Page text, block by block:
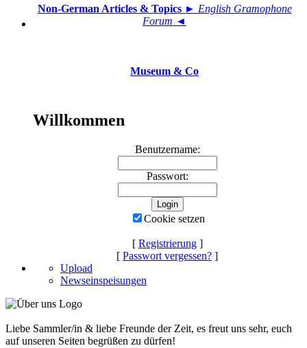
Non-German Articles & Topics► English Gramophone
Forum ◄
Museum & Co
Willkommen
Benutzername:
Passwort:
Cookie setzen
[ Registrierung]
[ Passwort vergessen? ]
Upload
Newseinspeisungen
Liebe Sammler/in & liebe Freunde der Zeit, es freut uns sehr, euch
auf unseren Seiten begrüßen zu dürfen!